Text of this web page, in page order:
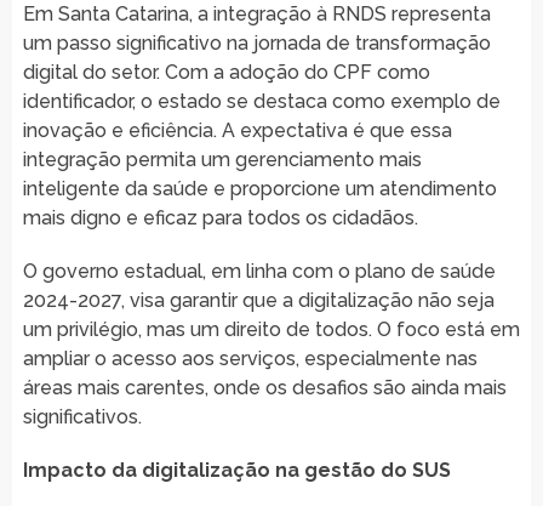
Em Santa Catarina, a integração à RNDS representa
um passo significativo na jornada de transformação
digital do setor. Com a adoção do CPF como
identificador, o estado se destaca como exemplo de
inovação e eficiência. A expectativa é que essa
integração permita um gerenciamento mais
inteligente da saúde e proporcione um atendimento
mais digno e eficaz para todos os cidadãos.
O governo estadual, em linha com o plano de saúde
2024-2027, visa garantir que a digitalização não seja
um privilégio, mas um direito de todos. O foco está em
ampliar o acesso aos serviços, especialmente nas
áreas mais carentes, onde os desafios são ainda mais
significativos.
Impacto da digitalização na gestão do SUS